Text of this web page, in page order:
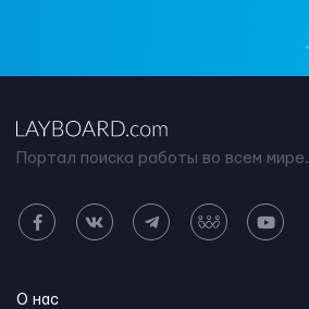
Портал поиска работы во всем мире.
О нас